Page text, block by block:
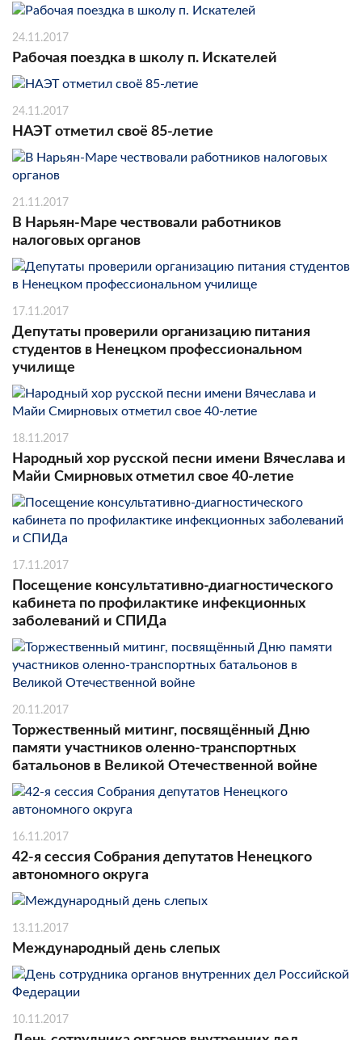
24.11.2017
Рабочая поездка в школу п. Искателей
24.11.2017
НАЭТ отметил своё 85-летие
21.11.2017
В Нарьян-Маре чествовали работников
налоговых органов
17.11.2017
Депутаты проверили организацию питания
студентов в Ненецком профессиональном
училище
18.11.2017
Народный хор русской песни имени Вячеслава и
Майи Смирновых отметил свое 40-летие
17.11.2017
Посещение консультативно-диагностического
кабинета по профилактике инфекционных
заболеваний и СПИДа
20.11.2017
Торжественный митинг, посвящённый Дню
памяти участников оленно-транспортных
батальонов в Великой Отечественной войне
16.11.2017
42-я сессия Собрания депутатов Ненецкого
автономного округа
13.11.2017
Международный день слепых
10.11.2017